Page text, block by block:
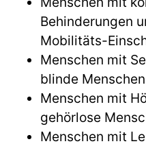
Behinderungen
Mobilitäts-
Menschen mit
blinde Menschen
Menschen mit
gehörlose
Menschen mit